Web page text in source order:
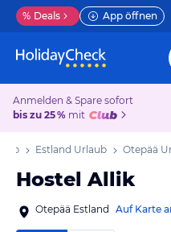
% Deals App öffnen
Anmelden & Spare sofort
bis zu 25 % mit
Estland Urlaub Otepää
Hostel Allik
Otepää Estland Auf Karte